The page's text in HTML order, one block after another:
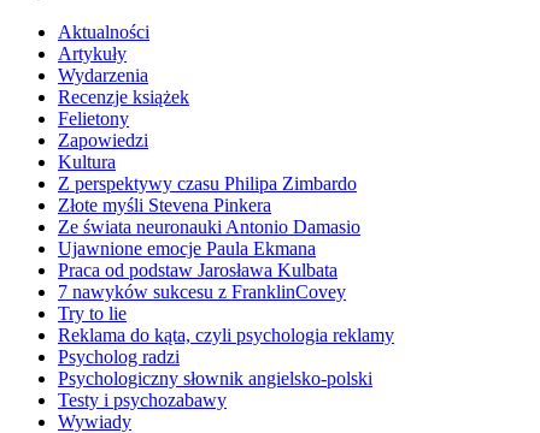
Aktualności
Artykuły
Wydarzenia
Recenzje książek
Felietony
Zapowiedzi
Kultura
Z perspektywy czasu Philipa Zimbardo
Złote myśli Stevena Pinkera
Ze świata neuronauki Antonio Damasio
Ujawnione emocje Paula Ekmana
Praca od podstaw Jarosława Kulbata
7 nawyków sukcesu z FranklinCovey
Try to lie
Reklama do kąta, czyli psychologia reklamy
Psycholog radzi
Psychologiczny słownik angielsko-polski
Testy i psychozabawy
Wywiady